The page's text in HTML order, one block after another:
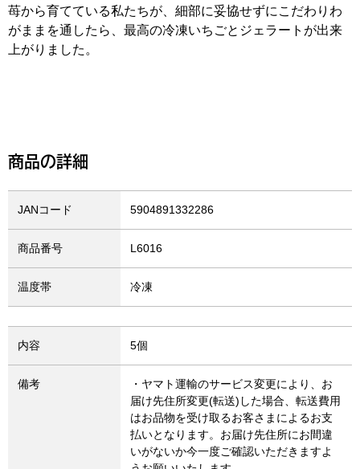
苺から育てている私たちが、細部に妥協せずにこだわりわ
がままを通したら、最高の冷凍いちごとジェラートが出来
上がりました。
商品の詳細
JANコード 5904891332286
商品番号 L6016
温度帯 冷凍
内容 5個
備考
・ヤマト運輸のサービス変更により、お
届け先住所変更(転送)した場合、転送費用
はお品物を受け取るお客さまによるお支
払いとなります。お届け先住所にお間違
いがないか今一度ご確認いただきますよ